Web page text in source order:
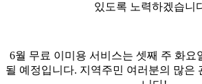
있도록 노력하겠습니
6월 무료 이미용 서비스는 셋째 주 화요
될 예정입니다. 지역주민 여러분의 많은